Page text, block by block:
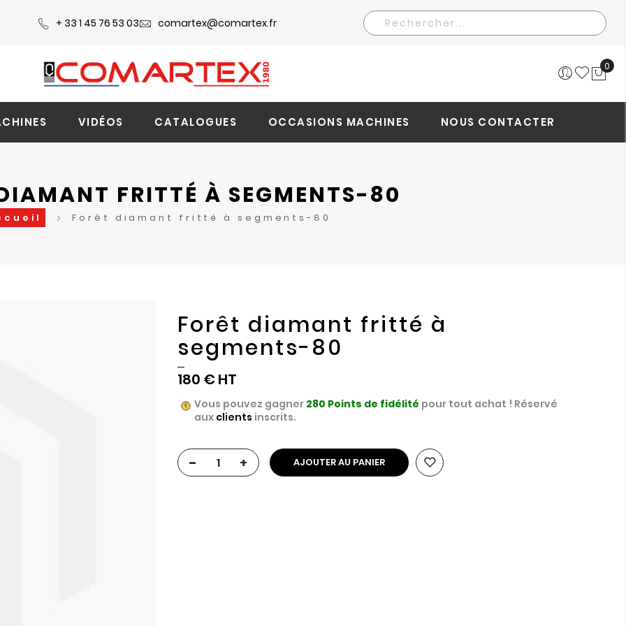
+ 33 1 45 76 53 03 comartex@comartex.fr
Rechercher
0
VIDÉOS CATALOGUES OCCASIONS MACHINES NOUS CONTACTER
FRITTÉ À SEGMENTS-80
Forêt diamant fritté à segments-80
Forêt diamant fritté à
segments-80
180 €
Vous pouvez gagner 280 Points de fidélité pour tout achat ! Réservé
aux clients inscrits.
- + AJOUTER AU PANIER